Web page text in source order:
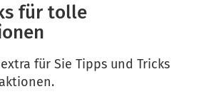
für tolle
für Sie Tipps und Tricks